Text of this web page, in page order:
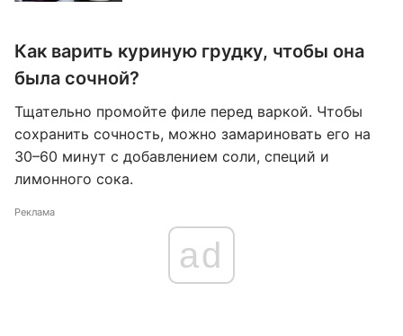
Как варить куриную грудку, чтобы она
была сочной?
Тщательно промойте филе перед варкой. Чтобы
сохранить сочность, можно замариновать его на
30–60 минут с добавлением соли, специй и
лимонного сока.
Реклама
ad